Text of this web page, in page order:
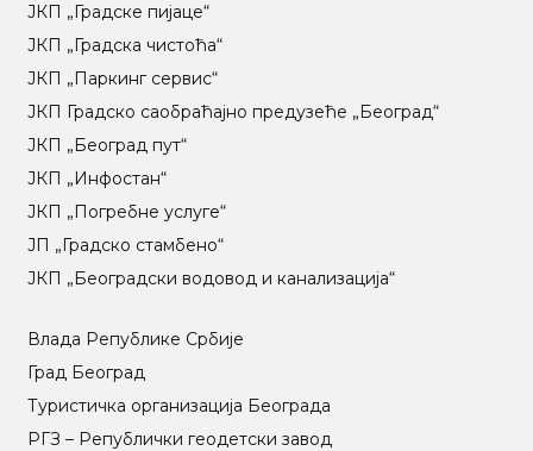
ЈКП „Градске пијаце“
ЈКП „Градска чистоћа“
ЈКП „Паркинг сервис“
ЈКП Градско саобраћајно предузеће „Београд“
ЈКП „Београд пут“
ЈКП „Инфостан“
ЈКП „Погребне услуге“
ЈП „Градско стамбено“
ЈКП „Београдски водовод и канализација“
Влада Републике Србије
Град Београд
Туристичка организација Београда
РГЗ – Републички геодетски завод